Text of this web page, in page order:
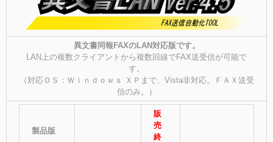
異文書同報FAXのLAN対応版です。
LAN上の複数クライアントから複数回線でFAX送受信が可能で
す。
（対応ＯＳ：Ｗｉｎｄｏｗｓ ＸＰまで、Vista非対応。ＦＡＸ送受
信のみ。）
製品版
販
売
終